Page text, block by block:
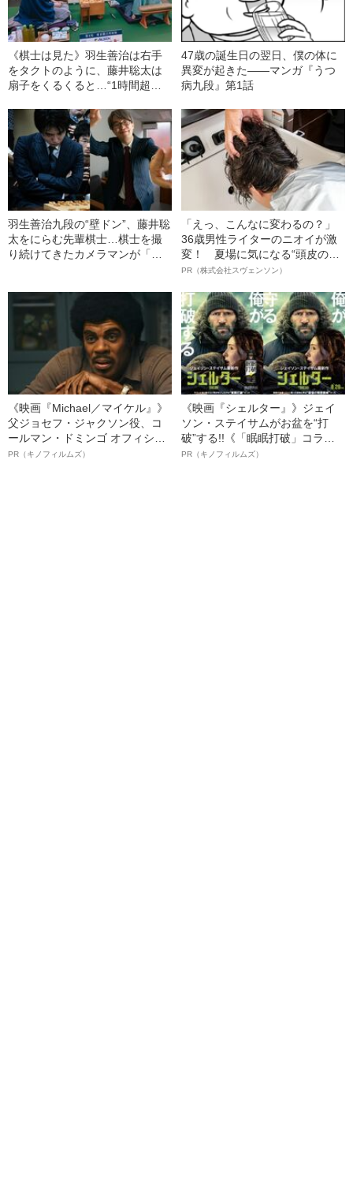
《棋士は見た》羽生善治は右手
をタクトのように、藤井聡太は
扇子をくるくると…“1時間超
った
47歳の誕生日の翌日、僕の体に
異変が起きた――マンガ『うつ
病九段』第1話
羽生善治九段の“壁ドン”、藤井聡
太をにらむ先輩棋士…棋士を撮
り続けてきたカメラマンが「忘
「えっ、こんなに変わるの？」
36歳男性ライターのニオイが激
変！ 夏場に気になる“頭皮のニ
オイ”や“ベタつき”を解消す
ト”が生み出した徹底ケアとは
PR（株式会社スヴェンソン）
《映画『Michael／マイケル』》
父ジョセフ・ジャクソン役、コ
ールマン・ドミンゴ オフィシャ
ルインタビュー“観客を魅了した
PR（キノフィルムズ）
《映画『シェルター』》ジェイ
ソン・ステイサムがお盆を“打
破”する!!《「眠眠打破」コラ
ボ》
PR（キノフィルムズ）